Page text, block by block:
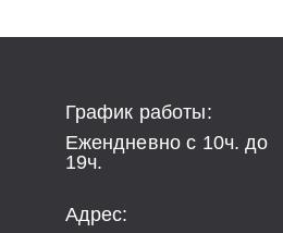
График работы:
Ежендневно с 10ч. до
19ч.
Адрес: